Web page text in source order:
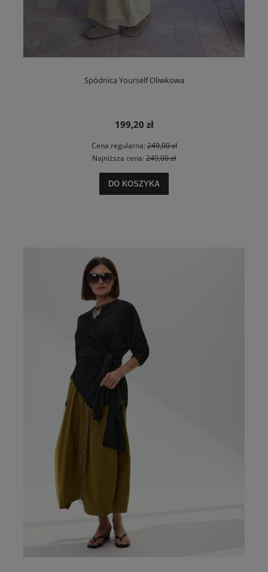
Spódnica Yourself Oliwkowa
199,20 zł
Cena regularna:249,00 zł
Najniższa cena: 249,00 zł
DO KOSZYKA